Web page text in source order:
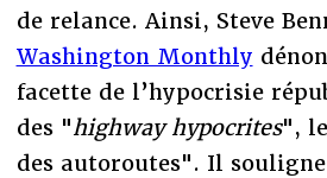
de relance. Ainsi, Steve
Washington Monthly
facette de l’hypocrisie
des "highway hypocrites",
des autoroutes". Il